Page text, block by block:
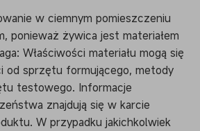
w ciemnym pomieszczeniu
ponieważ żywica jest materiałem
Właściwości materiału mogą się
od sprzętu formującego, metody
testowego. Informacje
znajdują się w karcie
W przypadku jakichkolwiek